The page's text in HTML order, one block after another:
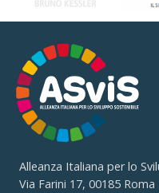
Alleanza Italiana per lo
Via Farini 17, 00185 Roma